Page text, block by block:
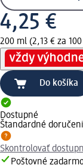
4,25 €
200 ml (2,13 € za
Do košíka
Dostupné
Štandardné
Skontrolovať
Poštovné